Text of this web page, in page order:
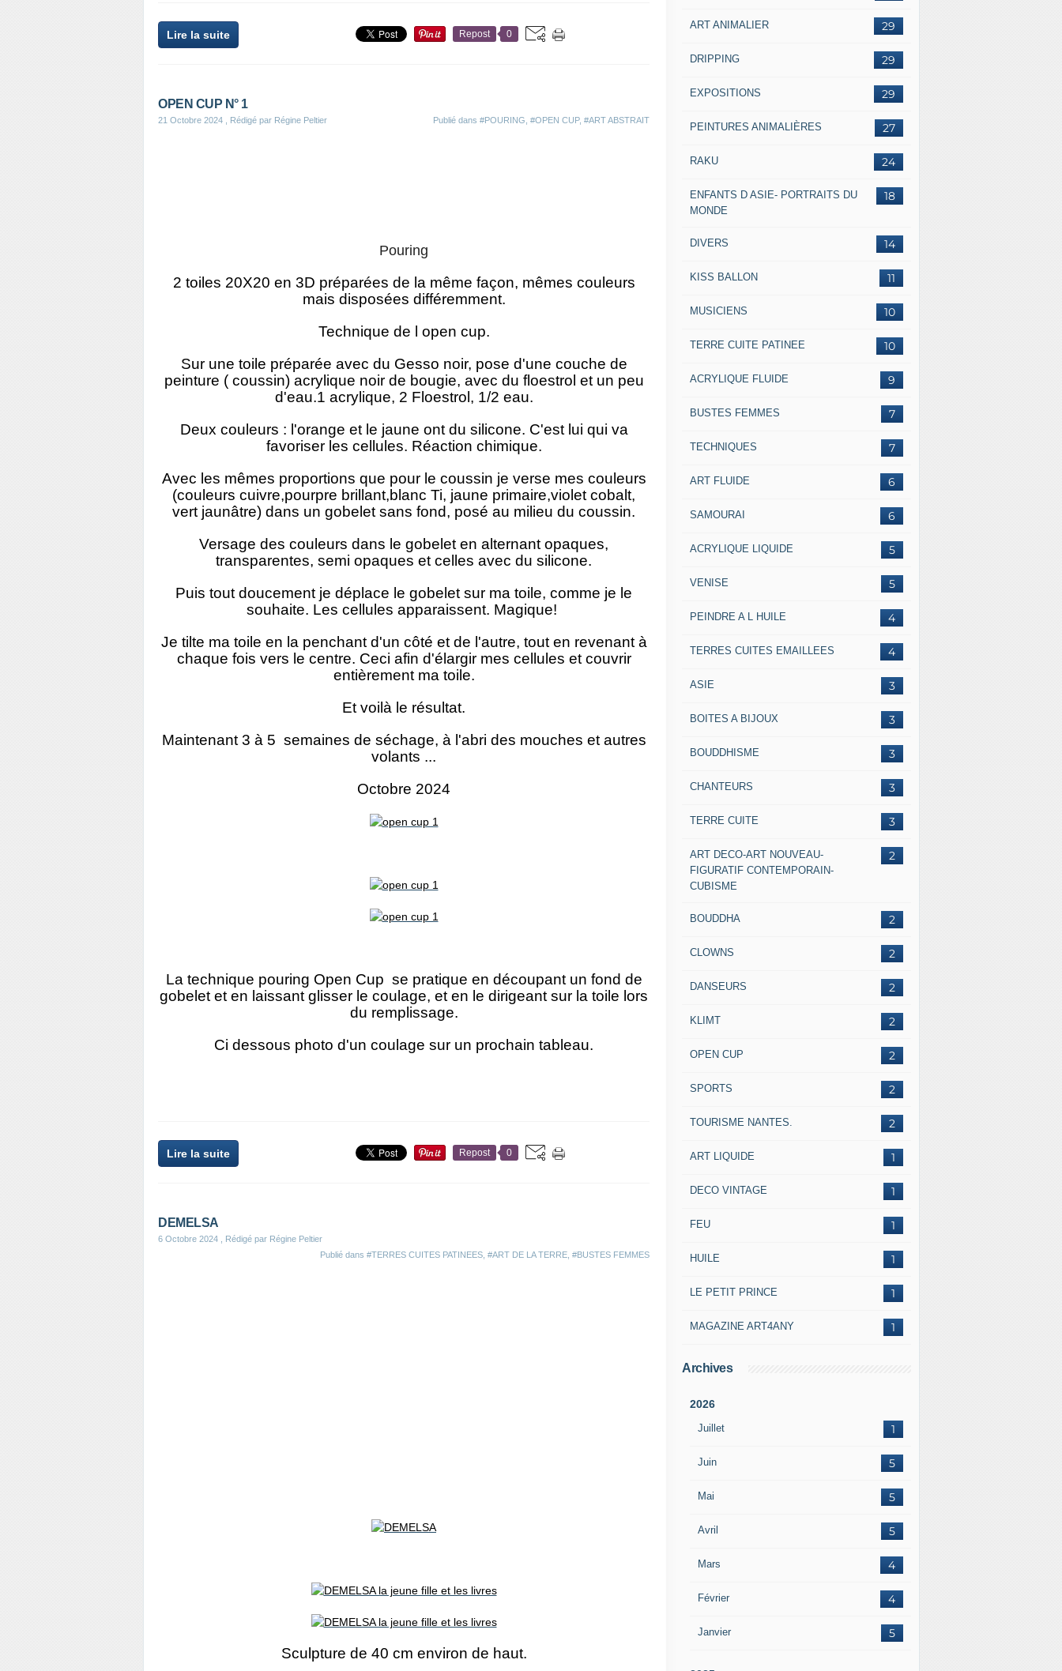
Lire la suite Repost 0
OPEN CUP N° 1
21 Octobre 2024 , Rédigé par Régine Peltier Publié dans #POURING #OPEN CUP, #ART ABSTRAIT
Pouring
2 toiles 20X20 en 3D préparées de la même façon, mêmes couleurs
mais disposées différemment.
Technique de l open cup.
Sur une toile préparée avec du Gesso noir, pose d'une couche de
peinture ( coussin) acrylique noir de bougie, avec du floestrol et un peu
d'eau.1 acrylique, 2 Floestrol, 1/2 eau.
Deux couleurs : l'orange et le jaune ont du silicone. C'est lui qui va
favoriser les cellules. Réaction chimique.
Avec les mêmes proportions que pour le coussin je verse mes couleurs
(couleurs cuivre,pourpre brillant,blanc Ti, jaune primaire,violet cobalt,
vert jaunâtre) dans un gobelet sans fond, posé au milieu du coussin.
Versage des couleurs dans le gobelet en alternant opaques,
transparentes, semi opaques et celles avec du silicone.
Puis tout doucement je déplace le gobelet sur ma toile, comme je le
souhaite. Les cellules apparaissent. Magique!
Je tilte ma toile en la penchant d'un côté et de l'autre, tout en revenant à
chaque fois vers le centre. Ceci afin d'élargir mes cellules et couvrir
entièrement ma toile.
Et voilà le résultat.
Maintenant 3 à 5 semaines de séchage, à l'abri des mouches et autres
volants ...
Octobre 2024
La technique pouring Open Cup se pratique en découpant un fond de
gobelet et en laissant glisser le coulage, et en le dirigeant sur la toile lors
du remplissage.
Ci dessous photo d'un coulage sur un prochain tableau.
Lire la suite Repost 0
DEMELSA
6 Octobre 2024 , Rédigé par Régine Peltier
Publié dans #TERRES CUITES PATINEES #ART DE LA TERRE #BUSTES FEMMES
Sculpture de 40 cm environ de haut.
29
ART ANIMALIER
29
DRIPPING
29
EXPOSITIONS
27
PEINTURES ANIMALIÈRES
24
RAKU
18
ENFANTS D ASIE- PORTRAITS DU
MONDE
14
DIVERS
11
KISS BALLON
10
MUSICIENS
10
TERRE CUITE PATINEE
9
ACRYLIQUE FLUIDE
7
BUSTES FEMMES
7
TECHNIQUES
6
ART FLUIDE
6
SAMOURAI
5
ACRYLIQUE LIQUIDE
5
VENISE
4
PEINDRE A L HUILE
4
TERRES CUITES EMAILLEES
3
ASIE
3
BOITES A BIJOUX
3
BOUDDHISME
3
CHANTEURS
3
TERRE CUITE
2
ART DECO-ART NOUVEAU-
FIGURATIF CONTEMPORAIN-
CUBISME
2
BOUDDHA
2
CLOWNS
2
DANSEURS
2
KLIMT
2
OPEN CUP
2
SPORTS
2
TOURISME NANTES.
1
ART LIQUIDE
1
DECO VINTAGE
1
FEU
1
HUILE
1
LE PETIT PRINCE
1
MAGAZINE ART4ANY
Archives
2026
Juillet 1
Juin 5
Mai 5
Avril 5
Mars 4
Février 4
Janvier 5